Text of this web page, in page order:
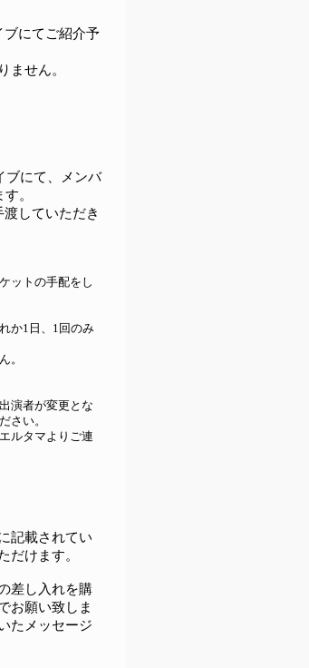
にてご紹介予
せん。
ブにて、メンバ
。
していただき
ットの手配をし
か1日、1回のみ
。
演者が変更とな
さい。
ルタマよりご連
記載されてい
だけます。
差し入れを購
お願い致しま
たメッセージ